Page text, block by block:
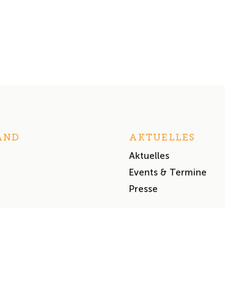
AKTUELLES
Aktuelles
Events & Termine
Presse